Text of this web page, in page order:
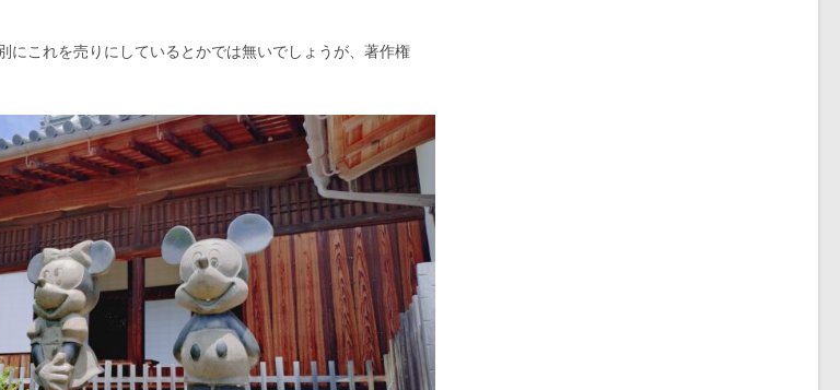
にこれを売りにしているとかでは無いでしょうが、著作権